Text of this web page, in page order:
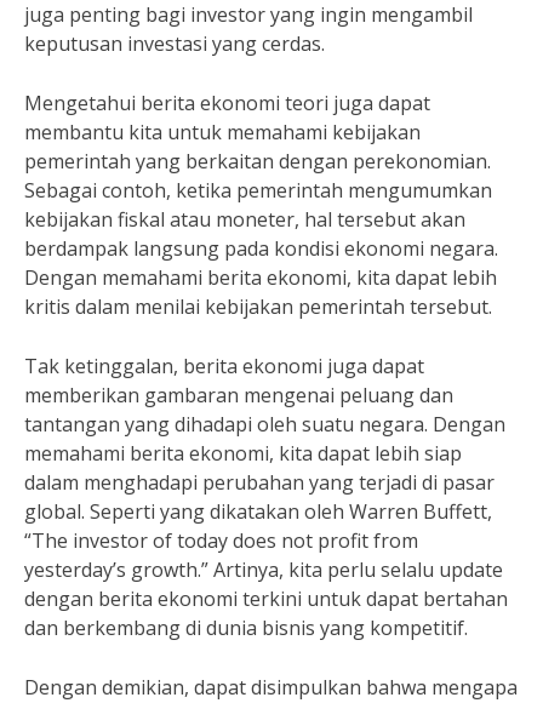
juga penting bagi investor yang ingin mengambil
keputusan investasi yang cerdas.
Mengetahui berita ekonomi teori juga dapat
membantu kita untuk memahami kebijakan
pemerintah yang berkaitan dengan perekonomian.
Sebagai contoh, ketika pemerintah mengumumkan
kebijakan fiskal atau moneter, hal tersebut akan
berdampak langsung pada kondisi ekonomi negara.
Dengan memahami berita ekonomi, kita dapat lebih
kritis dalam menilai kebijakan pemerintah tersebut.
Tak ketinggalan, berita ekonomi juga dapat
memberikan gambaran mengenai peluang dan
tantangan yang dihadapi oleh suatu negara. Dengan
memahami berita ekonomi, kita dapat lebih siap
dalam menghadapi perubahan yang terjadi di pasar
global. Seperti yang dikatakan oleh Warren Buffett,
“The investor of today does not profit from
yesterday’s growth.” Artinya, kita perlu selalu update
dengan berita ekonomi terkini untuk dapat bertahan
dan berkembang di dunia bisnis yang kompetitif.
Dengan demikian, dapat disimpulkan bahwa mengapa